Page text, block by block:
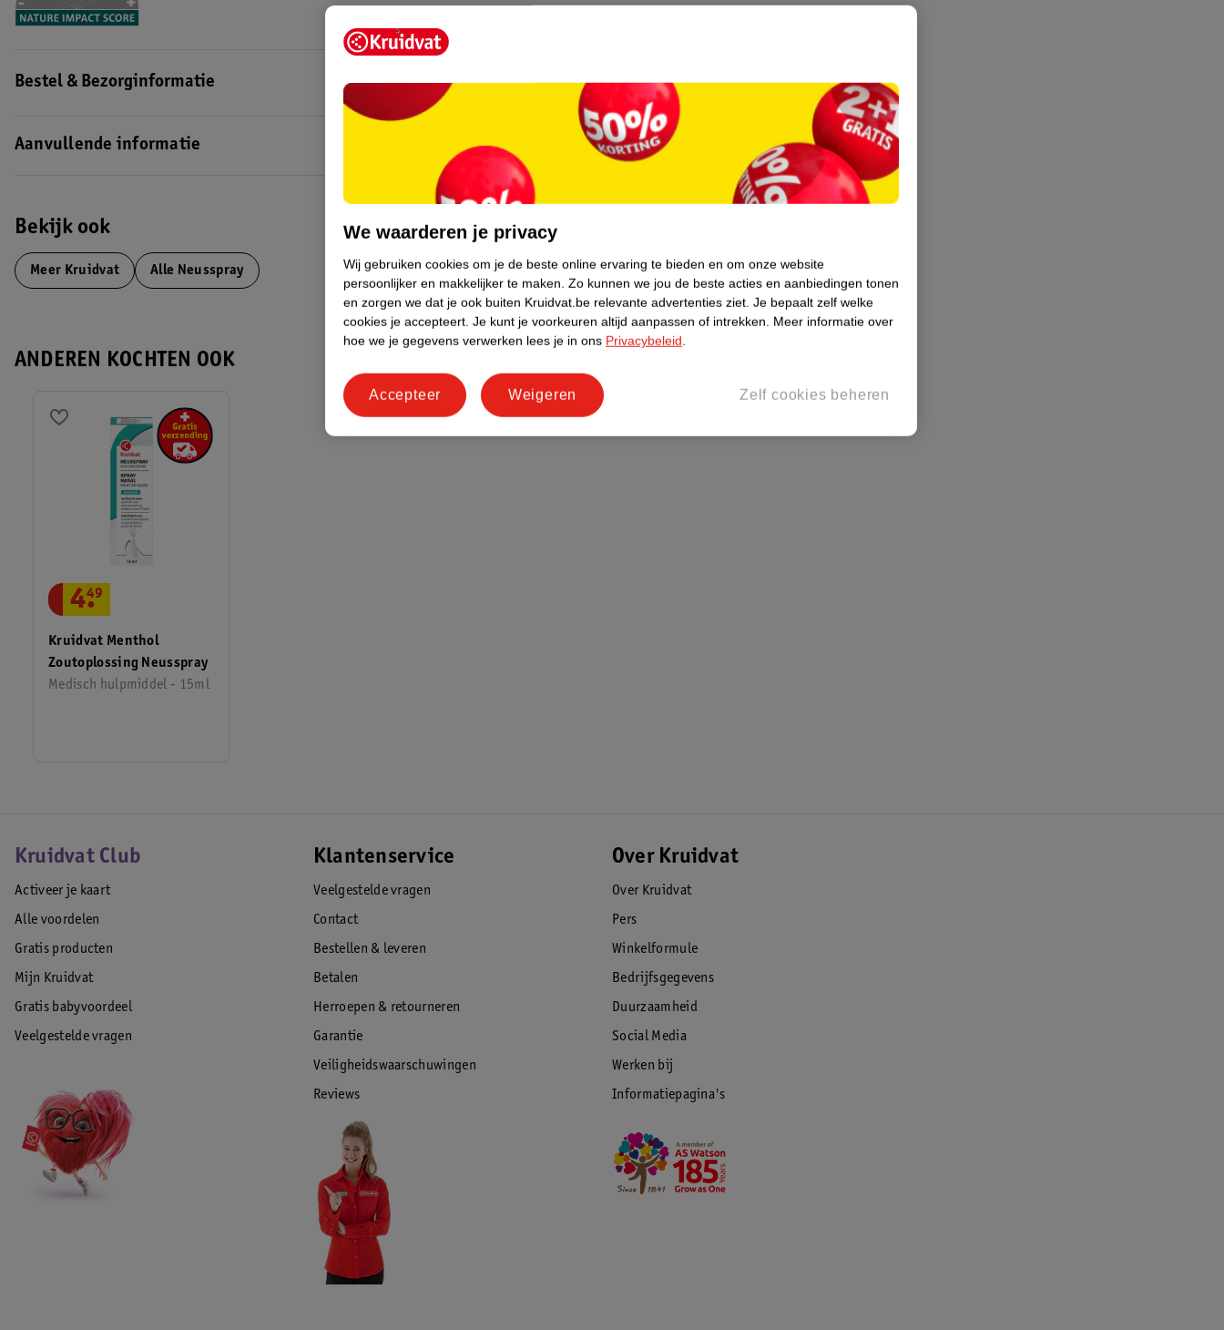
Bestel & Bezorginformatie
Aanvullende informatie
Bekijk ook
Meer Kruidvat Alle Neusspray
ANDEREN KOCHTEN OOK
Kruidvat Menthol
Zoutoplossing Neusspray
Medisch hulpmiddel - 15ml
4.
49
Kruidvat Club
Activeer je kaart
Alle voordelen
Gratis producten
Mijn Kruidvat
Gratis babyvoordeel
Veelgestelde vragen
Klantenservice
Veelgestelde vragen
Contact
Bestellen & leveren
Betalen
Herroepen & retourneren
Garantie
Veiligheidswaarschuwingen
Reviews
Over Kruidvat
Over Kruidvat
Pers
Winkelformule
Bedrijfsgegevens
Duurzaamheid
Social Media
Werken bij
Informatiepagina's
We waarderen je privacy
Wij gebruiken cookies om je de beste online ervaring te bieden en om onze website
persoonlijker en makkelijker te maken. Zo kunnen we jou de beste acties en aanbiedingen tonen
en zorgen we dat je ook buiten Kruidvat.be relevante advertenties ziet. Je bepaalt zelf welke
cookies je accepteert. Je kunt je voorkeuren altijd aanpassen of intrekken. Meer informatie over
hoe we je gegevens verwerken lees je in ons Privacybeleid.
Zelf cookies beheren
Weigeren
Accepteer